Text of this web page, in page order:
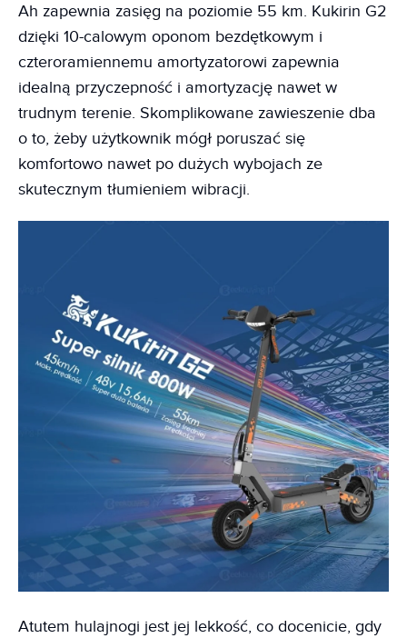
Ah zapewnia zasięg na poziomie 55 km. Kukirin G2
dzięki 10-calowym oponom bezdętkowym i
czteroramiennemu amortyzatorowi zapewnia
idealną przyczepność i amortyzację nawet w
trudnym terenie. Skomplikowane zawieszenie dba
o to, żeby użytkownik mógł poruszać się
komfortowo nawet po dużych wybojach ze
skutecznym tłumieniem wibracji.
Atutem hulajnogi jest jej lekkość, co docenicie, gdy